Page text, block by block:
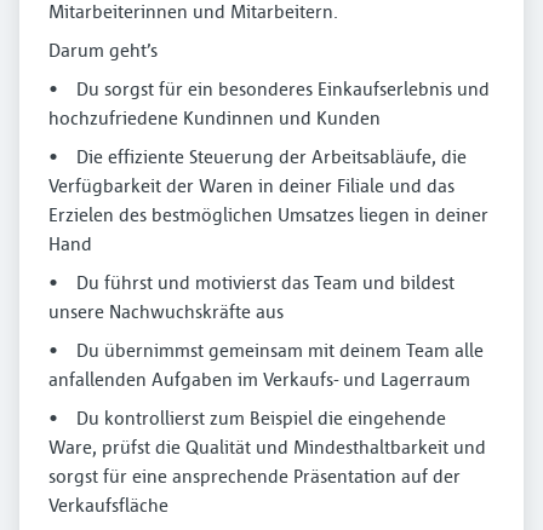
Mitarbeiterinnen und Mitarbeitern.
Darum geht’s
• Du sorgst für ein besonderes Einkaufserlebnis und
hochzufriedene Kundinnen und Kunden
• Die effiziente Steuerung der Arbeitsabläufe, die
Verfügbarkeit der Waren in deiner Filiale und das
Erzielen des bestmöglichen Umsatzes liegen in deiner
Hand
• Du führst und motivierst das Team und bildest
unsere Nachwuchskräfte aus
• Du übernimmst gemeinsam mit deinem Team alle
anfallenden Aufgaben im Verkaufs- und Lagerraum
• Du kontrollierst zum Beispiel die eingehende
Ware, prüfst die Qualität und Mindesthaltbarkeit und
sorgst für eine ansprechende Präsentation auf der
Verkaufsfläche